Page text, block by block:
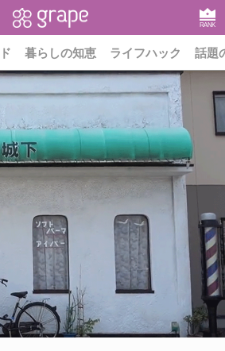
RANK
暮らしの知恵 ライフハック 話題